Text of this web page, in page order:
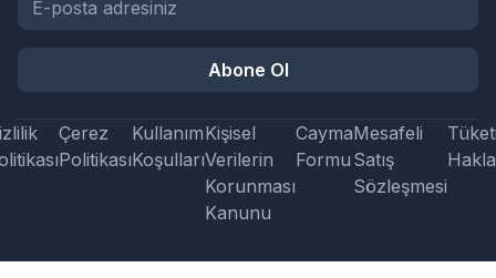
Abone Ol
Çerez
Politikası
Kullanım
Koşulları
Kişisel
Verilerin
Korunması
Kanunu
Cayma
Formu
Mesafeli
Satış
Sözleşmesi